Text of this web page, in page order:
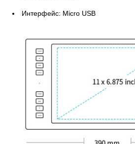
Интерфейс: Micro USB